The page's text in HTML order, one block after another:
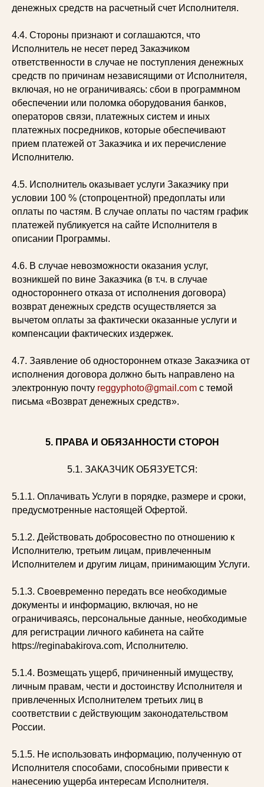
денежных средств на расчетный счет Исполнителя.
4.4. Стороны признают и соглашаются, что
Исполнитель не несет перед Заказчиком
ответственности в случае не поступления денежных
средств по причинам независящими от Исполнителя,
включая, но не ограничиваясь: сбои в программном
обеспечении или поломка оборудования банков,
операторов связи, платежных систем и иных
платежных посредников, которые обеспечивают
прием платежей от Заказчика и их перечисление
Исполнителю.
4.5. Исполнитель оказывает услуги Заказчику при
условии 100 % (стопроцентной) предоплаты или
оплаты по частям. В случае оплаты по частям график
платежей публикуется на сайте Исполнителя в
описании Программы.
4.6. В случае невозможности оказания услуг,
возникшей по вине Заказчика (в т.ч. в случае
одностороннего отказа от исполнения договора)
возврат денежных средств осуществляется за
вычетом оплаты за фактически оказанные услуги и
компенсации фактических издержек.
4.7. Заявление об одностороннем отказе Заказчика от
исполнения договора должно быть направлено на
электронную почту reggyphoto@gmail.com с темой
письма «Возврат денежных средств».
5. ПРАВА И ОБЯЗАННОСТИ СТОРОН
5.1. ЗАКАЗЧИК ОБЯЗУЕТСЯ:
5.1.1. Оплачивать Услуги в порядке, размере и сроки,
предусмотренные настоящей Офертой.
5.1.2. Действовать добросовестно по отношению к
Исполнителю, третьим лицам, привлеченным
Исполнителем и другим лицам, принимающим Услуги.
5.1.3. Своевременно передать все необходимые
документы и информацию, включая, но не
ограничиваясь, персональные данные, необходимые
для регистрации личного кабинета на сайте
https://reginabakirova.com, Исполнителю.
5.1.4. Возмещать ущерб, причиненный имуществу,
личным правам, чести и достоинству Исполнителя и
привлеченных Исполнителем третьих лиц в
соответствии с действующим законодательством
России.
5.1.5. Не использовать информацию, полученную от
Исполнителя способами, способными привести к
нанесению ущерба интересам Исполнителя.